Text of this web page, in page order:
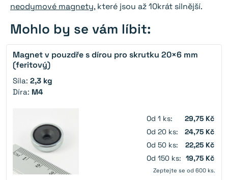
neodymové magnety, které jsou až 10krát silnější.
Mohlo by se vám líbit:
Magnet v pouzdře s dírou pro skrutku 20×6 mm
(feritový)
Síla: 2,3 kg
Díra: M4
Od 1 ks:
29,75 Kč
Od 20 ks:
24,75 Kč
Od 50 ks:
22,25 Kč
Od 150 ks: 19,75 Kč
Zeptejte se od 600 ks.